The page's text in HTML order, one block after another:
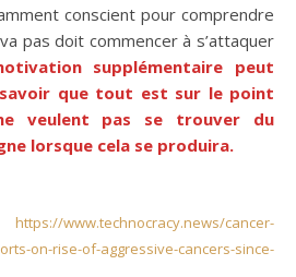
conscient pour comprendre
pas doit commencer à s’attaquer
supplémentaire peut
que tout est sur le point
veulent pas se trouver du
lorsque cela se produira.
https://www.technocracy.news/cancer-
on-rise-of-aggressive-cancers-since-